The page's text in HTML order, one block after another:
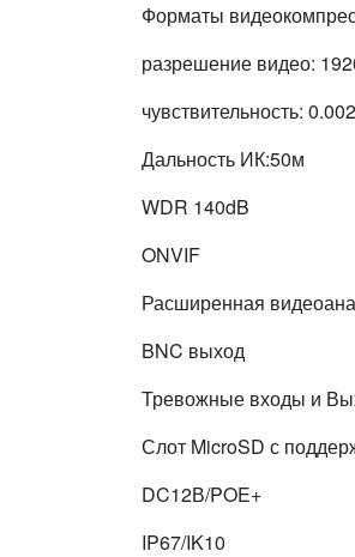
Форматы
разрешение видео:
чувствительность:
Дальность ИК:50м
WDR 140dB
ONVIF
Расширенная
BNC выход
Тревожные входы и
Слот MicroSD с
DC12В/POE+
IP67/IK10